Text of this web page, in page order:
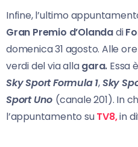
Infine, l’ultimo
Gran Premio d’Olandadi
domenica 31 agosto. Alle
verdi del via allagara. Essa
Sky Sport Formula 1,Sky
Sport Uno (canale 201). In
l’appuntamento suTV8,in